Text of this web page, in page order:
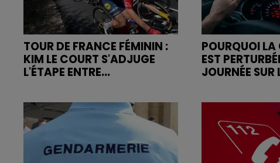
TOUR DE FRANCE FÉMININ :
KIM LE COURT S'ADJUGE
L'ÉTAPE ENTRE...
POURQUOI
EST
JOURNÉE